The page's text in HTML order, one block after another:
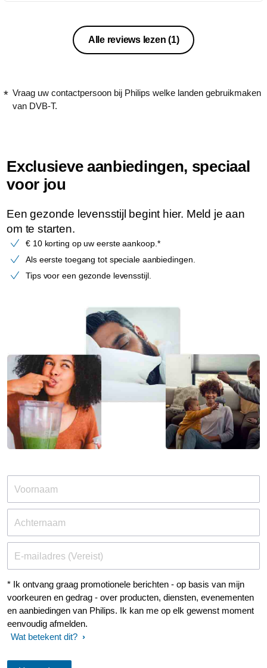
Alle reviews lezen (1)
Vraag uw contactpersoon bij Philips welke landen gebruikmaken
van DVB-T.
Exclusieve aanbiedingen, speciaal
voor jou
Een gezonde levensstijl begint hier. Meld je aan
om te starten.
€ 10 korting op uw eerste aankoop.*
Als eerste toegang tot speciale aanbiedingen.
Tips voor een gezonde levensstijl.
Voornaam
Achternaam
E-mailadres (Vereist)
* Ik ontvang graag promotionele berichten - op basis van mijn
voorkeuren en gedrag - over producten, diensten, evenementen
en aanbiedingen van Philips. Ik kan me op elk gewenst moment
eenvoudig afmelden.
Wat betekent dit?